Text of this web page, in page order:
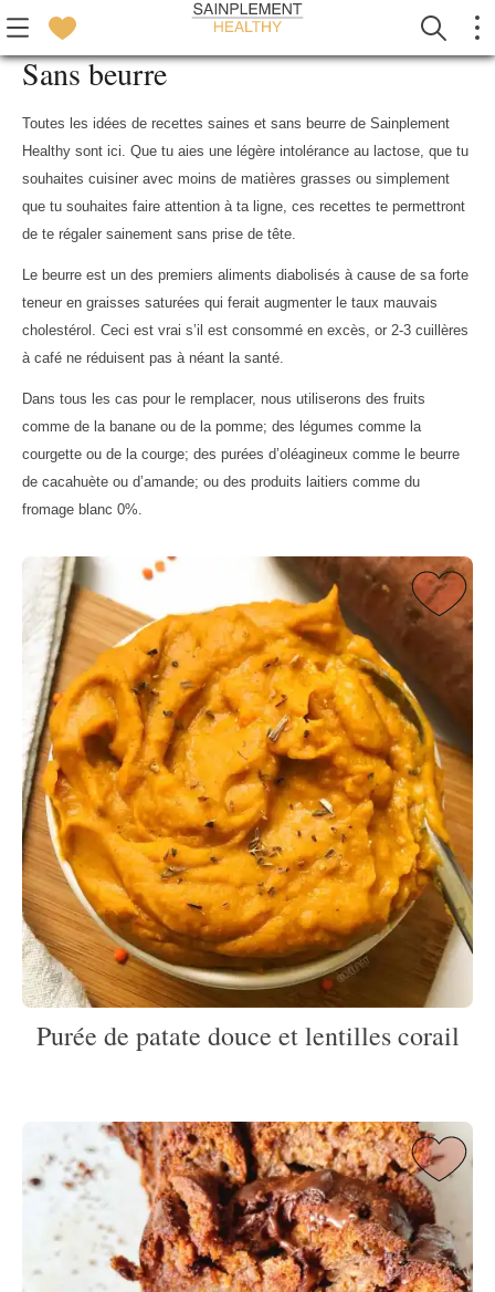
Sans beurre
Toutes les idées de recettes saines et sans beurre de Sainplement
Healthy sont ici. Que tu aies une légère intolérance au lactose, que tu
souhaites cuisiner avec moins de matières grasses ou simplement
que tu souhaites faire attention à ta ligne, ces recettes te permettront
de te régaler sainement sans prise de tête.
Le beurre est un des premiers aliments diabolisés à cause de sa forte
teneur en graisses saturées qui ferait augmenter le taux mauvais
cholestérol . Ceci est vrai s’il est consommé en excès, or 2-3 cuillères
à café ne réduisent pas à néant la santé.
Dans tous les cas pour le remplacer, nous utiliserons des fruits
comme de la banane ou de la pomme; des légumes comme la
courgette ou de la courge; des purées d’oléagineux comme le beurre
de cacahuète ou d’amande; ou des produits laitiers comme du
fromage blanc 0%.
Purée de patate douce et lentilles corail